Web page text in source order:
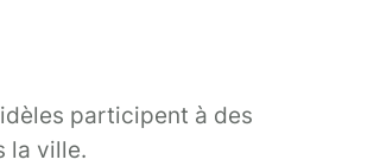
participent à des
la ville.